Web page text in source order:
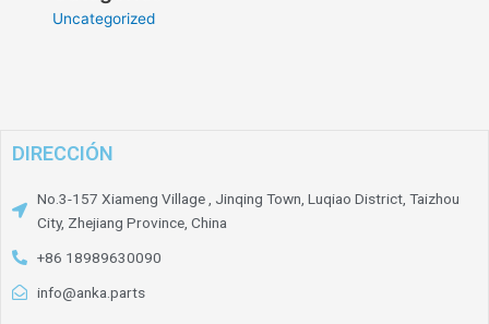
Uncategorized
DIRECCIÓN
No.3-157 Xiameng Village , Jinqing Town, Luqiao District, Taizhou
City, Zhejiang Province, China
+86 18989630090
info@anka.parts